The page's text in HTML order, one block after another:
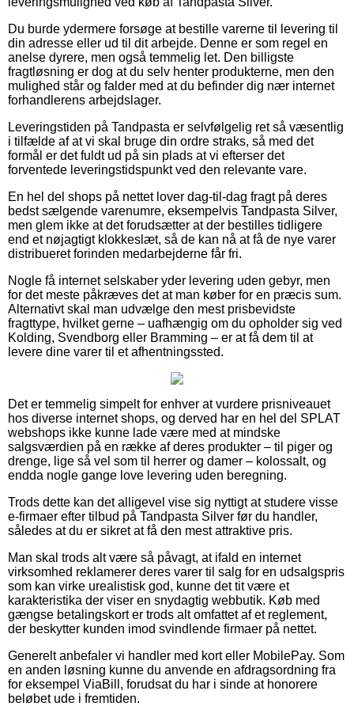
Du burde ydermere forsøge at bestille varerne til levering til
din adresse eller ud til dit arbejde. Denne er som regel en
anelse dyrere, men også temmelig let. Den billigste
fragtløsning er dog at du selv henter produkterne, men den
mulighed står og falder med at du befinder dig nær internet
forhandlerens arbejdslager.
Leveringstiden på Tandpasta er selvfølgelig ret så væsentlig
i tilfælde af at vi skal bruge din ordre straks, så med det
formål er det fuldt ud på sin plads at vi efterser det
forventede leveringstidspunkt ved den relevante vare.
En hel del shops på nettet lover dag-til-dag fragt på deres
bedst sælgende varenumre, eksempelvis Tandpasta Silver,
men glem ikke at det forudsætter at der bestilles tidligere
end et nøjagtigt klokkeslæt, så de kan nå at få de nye varer
distribueret forinden medarbejderne får fri.
Nogle få internet selskaber yder levering uden gebyr, men
for det meste påkræves det at man køber for en præcis sum.
Alternativt skal man udvælge den mest prisbevidste
fragttype, hvilket gerne – uafhængig om du opholder sig ved
Kolding, Svendborg eller Bramming – er at få dem til at
levere dine varer til et afhentningssted.
Det er temmelig simpelt for enhver at vurdere prisniveauet
hos diverse internet shops, og derved har en hel del SPLAT
webshops ikke kunne lade være med at mindske
salgsværdien på en række af deres produkter – til piger og
drenge, lige så vel som til herrer og damer – kolossalt, og
endda nogle gange love levering uden beregning.
Trods dette kan det alligevel vise sig nyttigt at studere visse
e-firmaer efter tilbud på Tandpasta Silver før du handler,
således at du er sikret at få den mest attraktive pris.
Man skal trods alt være så påvagt, at ifald en internet
virksomhed reklamerer deres varer til salg for en udsalgspris
som kan virke urealistisk god, kunne det tit være et
karakteristika der viser en snydagtig webbutik. Køb med
gængse betalingskort er trods alt omfattet af et reglement,
der beskytter kunden imod svindlende firmaer på nettet.
Generelt anbefaler vi handler med kort eller MobilePay. Som
en anden løsning kunne du anvende en afdragsordning fra
for eksempel ViaBill, forudsat du har i sinde at honorere
beløbet ude i fremtiden.